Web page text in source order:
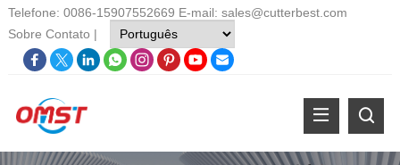
Telefone: 0086-15907552669 E-mail: sales@cutterbest.com
Sobre Contato |